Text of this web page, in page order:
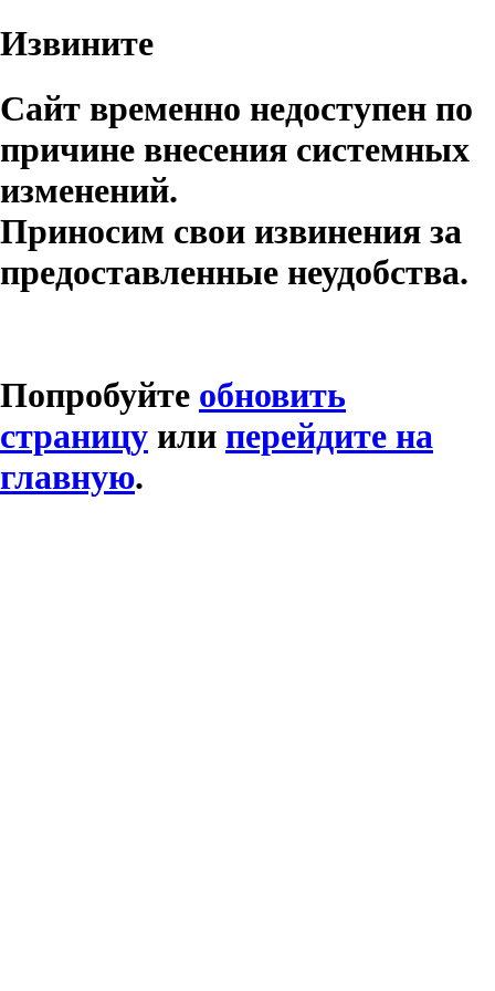
Извините
Сайт временно недоступен по
причине внесения системных
изменений.
Приносим свои извинения за
предоставленные неудобства.
Попробуйте обновить
страницу или перейдите на
главную.